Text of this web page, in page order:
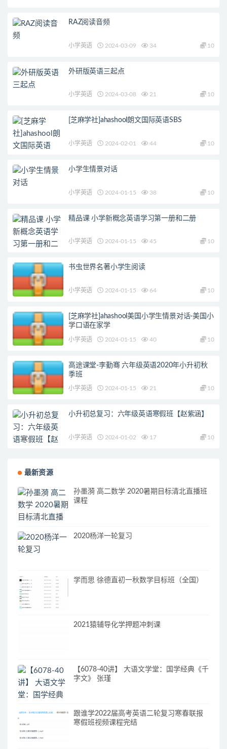
RAZ阅读音频
小学英语 2024-03-09 34 10
外研版英语三起点
小学英语 2024-03-08 21 10
[芝麻学社]ahashool朗文国际英语SBS
小学英语 2024-02-01 44 10
小学生情景对话
小学英语 2024-01-15 38 10
精品课 小学新概念英语学习第一册和二册
小学英语 2024-01-15 45 10
书虫世界名著小学生阅读
小学英语 2024-01-15 64 10
[芝麻学社]ahashool美国小学生情景对话-美国小
学口语在家学
小学英语 2024-01-15 40 10
高途课堂-李勤骞 六年级英语2020年小升初秋
季班
小学英语 2024-01-15 21 10
小升初总复习：六年级英语寒假班【赵紫涵】
小学英语 2024-01-02 17 10
最新资源
孙墨漪 高二数学 2020暑期目标清北直播班
课程
2020杨洋一轮复习
学而思 徐德直初一秋数学目标班（全国）
2021猿辅导化学押题冲刺课
【6078-40讲】 大语文学堂：国学经典《千
字文》 张瑾
跟谁学2022届高考英语二轮复习寒春联报
寒假班视频课程完结